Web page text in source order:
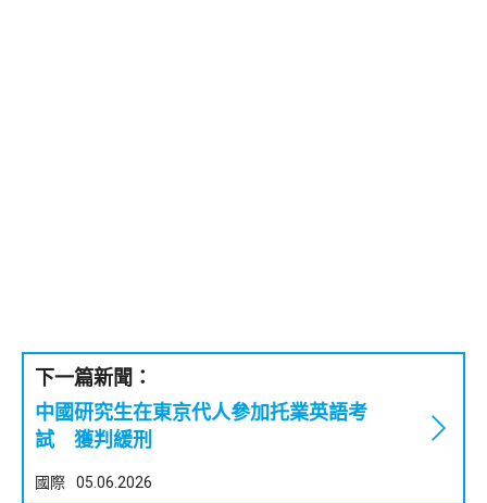
下一篇新聞：
中國研究生在東京代人參加托業英語考
試 獲判緩刑
國際 05.06.2026